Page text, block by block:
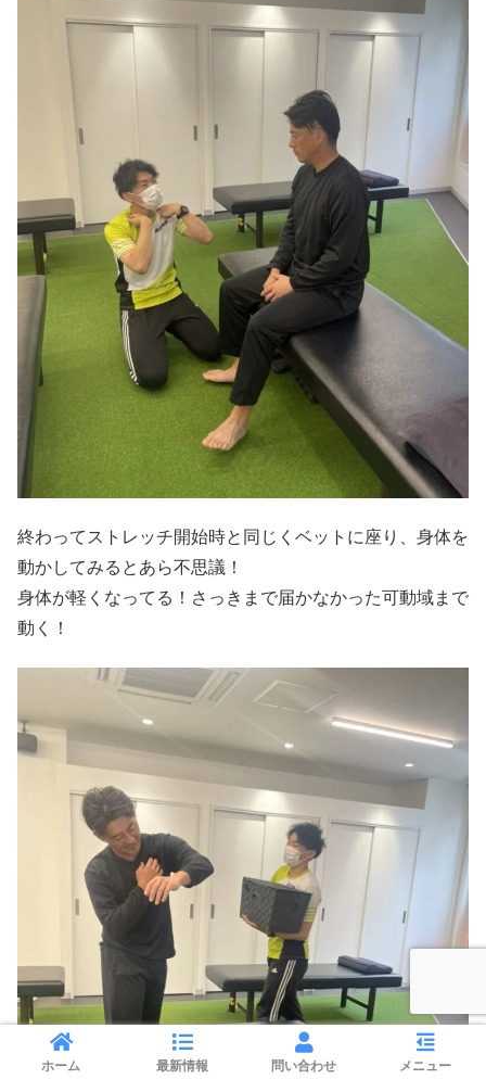
終わってストレッチ開始時と同じくベットに座り、身体を
動かしてみるとあら不思議！
身体が軽くなってる！さっきまで届かなかった可動域まで
動く！
ホーム 最新情報 問い合わせ メニュー